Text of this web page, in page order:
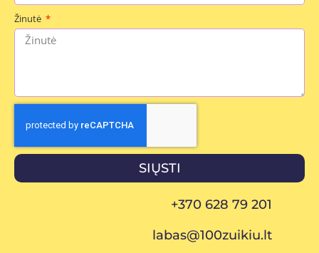
Žinutė
SIŲSTI
+370 628 79 201
labas@100zuikiu.lt